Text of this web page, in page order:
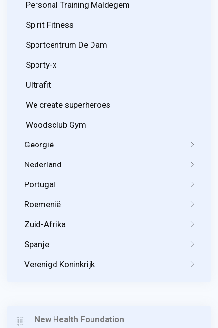
Personal Training Maldegem
Spirit Fitness
Sportcentrum De Dam
Sporty-x
Ultrafit
We create superheroes
Woodsclub Gym
Georgië
Nederland
Portugal
Roemenië
Zuid-Afrika
Spanje
Verenigd Koninkrijk
New Health Foundation